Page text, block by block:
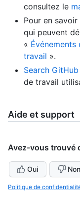
consultez le
Pour en
qui peuvent
«
travail ».
Search GitHub
de travail
Aide et support
Avez-vous trouvé
Oui Non
Politique de